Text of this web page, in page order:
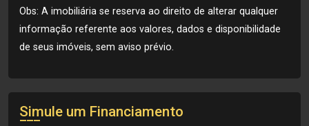
Obs: A imobiliária se reserva ao direito de alterar qualquer
informação referente aos valores, dados e disponibilidade
de seus imóveis, sem aviso prévio.
Simule um Financiamento